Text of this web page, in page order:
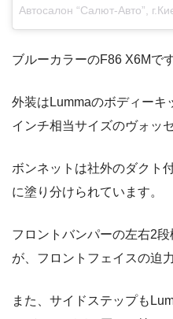
ブルーカラーのF86 X6Mです
外装はLummaのボディーキ
インチ相当サイズのヴォッ
ボンネットは社外のダクト
に塗り分けられています。
フロントバンパーの左右2
が、フロントフェイスの迫
また、サイドステップも